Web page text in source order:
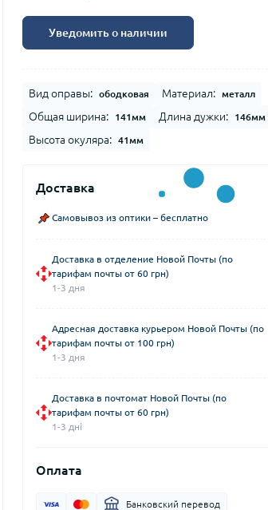
Уведомить о наличии
Вид оправы: ободковая Материал: металл
Общая ширина: 141мм Длина дужки: 146мм
Высота окуляра: 41мм
Доставка
Самовывоз из оптики – бесплатно
Доставка в отделение Новой Почты (по
тарифам почты от 60 грн)
1-3 дня
Адресная доставка курьером Новой Почты (по
тарифам почты от 100 грн)
1-3 дня
Доставка в почтомат Новой Почты (по
тарифам почты от 60 грн)
1-3 дні
Оплата
Банковский перевод